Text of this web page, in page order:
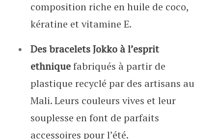
composition riche en huile de coco,
kératine et vitamine E.
Des bracelets Jokko à l’esprit
ethniquefabriqués à partir de
plastique recyclé par des artisans au
Mali. Leurs couleurs vives et leur
souplesse en font de parfaits
accessoires pour l’été.